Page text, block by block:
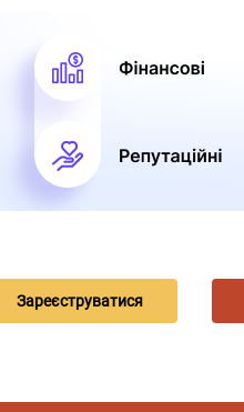
Зареєструватися